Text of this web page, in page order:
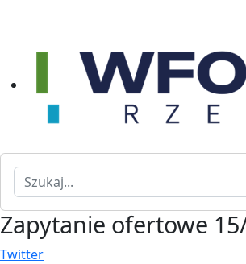
Szukaj
Zapytanie ofertowe
Twitter